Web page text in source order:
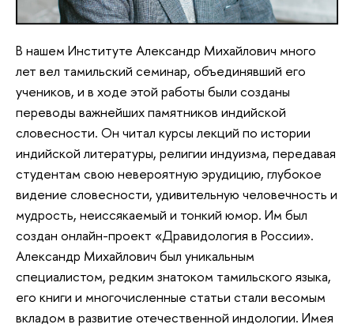
В нашем Институте Александр Михайлович много
лет вел тамильский семинар, объединявший его
учеников, и в ходе этой работы были созданы
переводы важнейших памятников индийской
словесности. Он читал курсы лекций по истории
индийской литературы, религии индуизма, передавая
студентам свою невероятную эрудицию, глубокое
видение словесности, удивительную человечность и
мудрость, неиссякаемый и тонкий юмор. Им был
создан онлайн-проект «Дравидология в России».
Александр Михайлович был уникальным
специалистом, редким знатоком тамильского языка,
его книги и многочисленные статьи стали весомым
вкладом в развитие отечественной индологии. Имея